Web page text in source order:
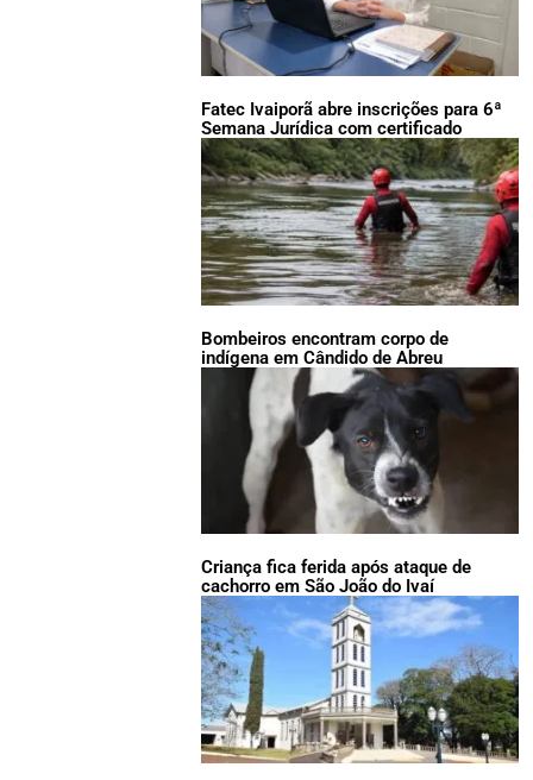
Fatec Ivaiporã abre inscrições para 6ª
Semana Jurídica com certificado
Bombeiros encontram corpo de
indígena em Cândido de Abreu
Criança fica ferida após ataque de
cachorro em São João do Ivaí